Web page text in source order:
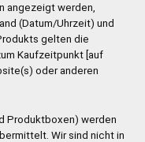
angezeigt werden,
(Datum/Uhrzeit) und
gelten die
Kaufzeitpunkt [auf
oder anderen
Produktboxen) werden
Wir sind nicht in